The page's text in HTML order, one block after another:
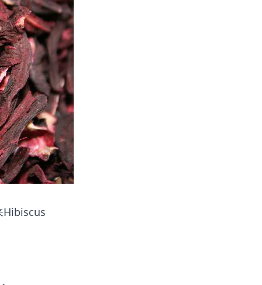
Hibiscus